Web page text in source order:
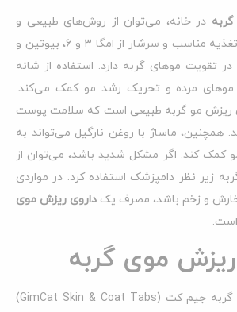
در خانه، می‌توان از روش‌های طبیعی و
مراقبتی استفاده کرد. تغذیه مناسب و سرشار از امگا ۳ و ۶، بیوتین و
تقویت موهای گربه دارد. استفاده از شانه
مرده و تحریک رشد مو کمک می‌کند.
ریزش مو گربه طبیعی است که سلامت پوست
همچنین، ماساژ با روغن نارگیل می‌تواند به
کمک کند. اگر مشکل شدید باشد، می‌توان از
زیر نظر دامپزشک استفاده کرد. در مواردی
و زخم باشد، مصرف یک داروی ریزش موی
موی گربه
قرص ضد ریزش موی گربه جیم کت (GimCat Skin & Coat Tabs)